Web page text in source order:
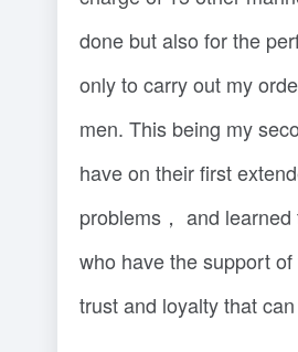
done but also for the
only to carry out my
men. This being my
have on their first
problems， and
who have the support
trust and loyalty that